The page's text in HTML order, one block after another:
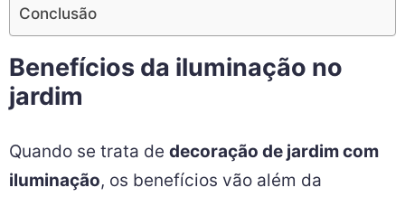
Conclusão
Benefícios da iluminação no
jardim
Quando se trata de decoração de jardim com
iluminação, os benefícios vão além da